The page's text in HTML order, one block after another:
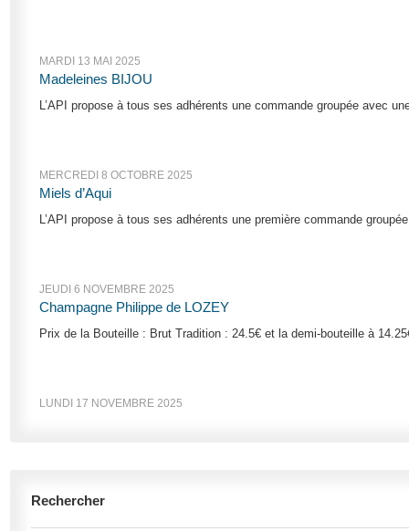
MARDI 13 MAI 2025
Madeleines BIJOU
L’API propose à tous ses adhérents une commande groupée avec
MERCREDI 8 OCTOBRE 2025
Miels d’Aqui
L’API propose à tous ses adhérents une première commande
JEUDI 6 NOVEMBRE 2025
Champagne Philippe de LOZEY
Prix de la Bouteille : Brut Tradition : 24.5€ et la demi-bouteille à
LUNDI 17 NOVEMBRE 2025
Rechercher